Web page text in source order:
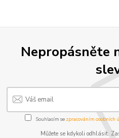
Nepropásněte
Souhlasím se zpracováním osobních
Můžete se kdykoli odhlásit.